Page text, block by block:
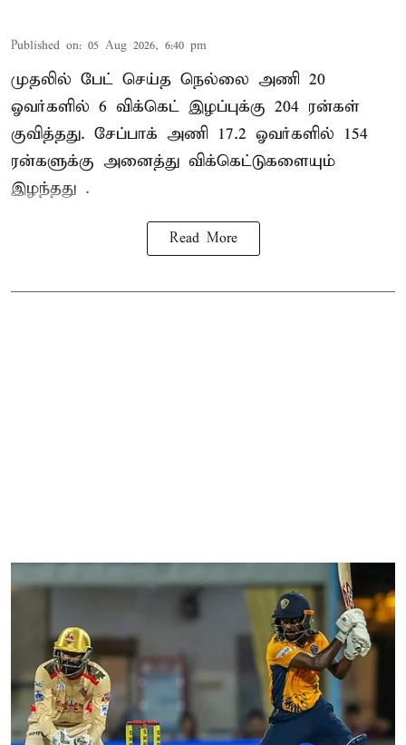
Published on: 05 Aug 2026, 6:40 pm
முதலில் பேட் செய்த நெல்லை அணி 20
ஓவர்களில் 6 விக்கெட் இழப்புக்கு 204 ரன்கள்
குவித்தது. சேப்பாக் அணி 17.2 ஓவர்களில் 154
ரன்களுக்கு அனைத்து விக்கெட்டுகளையும்
இழந்தது .
Read More